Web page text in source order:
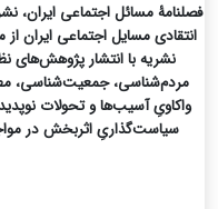
فصلنامۀ مسائل اجتماعی ایران،
انتقادی مسایل اجتماعی ایران
نشریه با انتشار پژوهش‌های
مردم‌شناسی، جمعیت‌شناسی،
واکاویِ آسیب‌ها و تحولات
سیاست‌گذاریِ اثربخش در